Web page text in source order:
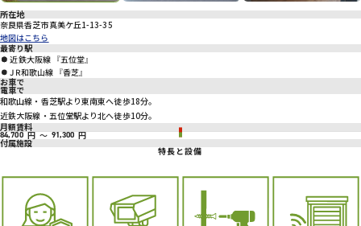
所在地
奈良県香芝市真美ケ丘1-13-35
地図はこちら
最寄り駅
近鉄大阪線 『五位堂』
JR和歌山線 『香芝』
お車で
電車で
和歌山線・香芝駅より東南東へ徒歩18分。
近鉄大阪線・五位堂駅より北へ徒歩10分。
月額賃料
84,700 円 ～ 91,300 円
付属施設
特長と設備